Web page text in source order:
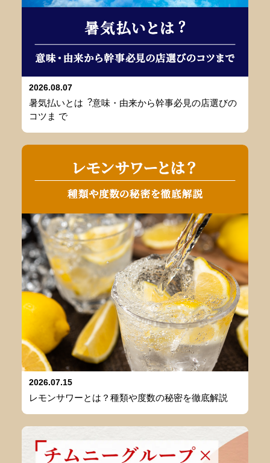
2026.08.07
暑気払いとは︖意味・由来から幹事必⾒の店選びの
コツま で
2026.07.15
レモンサワーとは？種類や度数の秘密を徹底解説